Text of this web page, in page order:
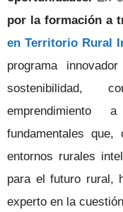
por la formación a
en Territorio Rural
programa
sostenibilidad,
emprendimiento
fundamentales que,
entornos rurales
para el futuro rural,
experto en la